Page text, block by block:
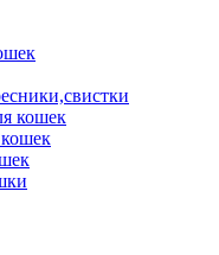
кошек